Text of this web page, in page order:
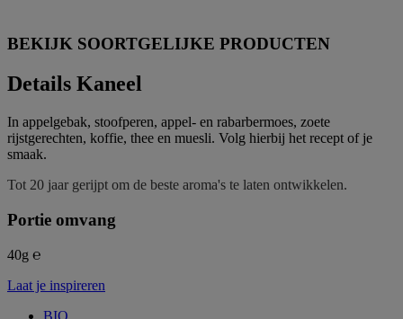
BEKIJK SOORTGELIJKE PRODUCTEN
Details Kaneel
In appelgebak, stoofperen, appel- en rabarbermoes, zoete
rijstgerechten, koffie, thee en muesli. Volg hierbij het recept of je
smaak.
Tot 20 jaar gerijpt om de beste aroma's te laten ontwikkelen.
Portie omvang
40g ℮
Laat je inspireren
BIO